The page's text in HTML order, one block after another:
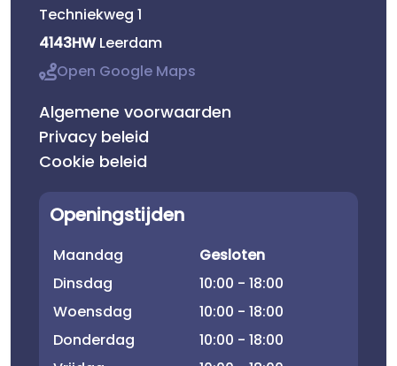
Techniekweg 1
4143HWLeerdam
Open Google Maps
Algemene voorwaarden
Privacy beleid
Cookie beleid
Openingstijden
Maandag
Gesloten
Dinsdag
10:00 - 18:00
Woensdag
10:00 - 18:00
Donderdag
10:00 - 18:00